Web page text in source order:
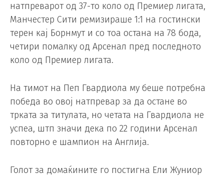
натпреварот од 37-то коло од Премиер лигата,
Манчестер Сити ремизираше 1:1 на гостински
терен кај Борнмут и со тоа остана на 78 бода,
четири помалку од Арсенал пред последното
коло од Премиер лигата.
На тимот на Пеп Гвардиола му беше потребна
победа во овој натпревар за да остане во
трката за титулата, но четата на Гвардиола не
успеа, штп значи дека по 22 години Арсенал
повторно е шампион на Англија.
Голот за домаќините го постигна Ели Жуниор